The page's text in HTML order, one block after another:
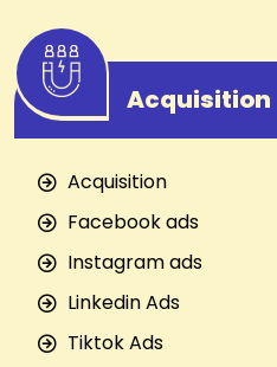
Acquisition
Acquisition
Facebook ads
Instagram ads
Linkedin Ads
Tiktok Ads